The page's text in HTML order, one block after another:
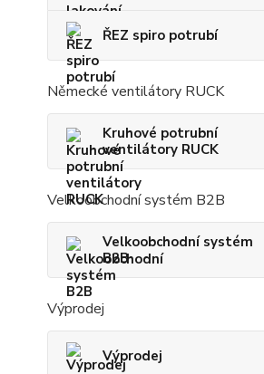
ŘEZ spiro potrubí
Německé ventilátory RUCK
Kruhové potrubní
ventilátory RUCK
Velkoobchodní systém B2B
Velkoobchodní systém
B2B
Výprodej
Výprodej